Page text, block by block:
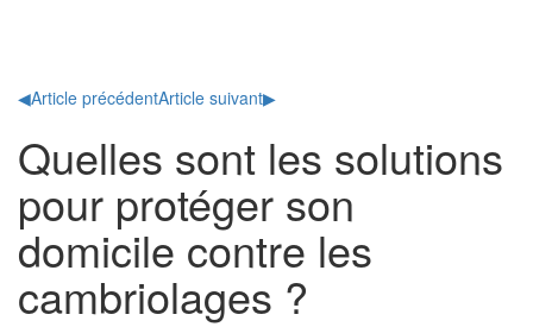
◀Article précédentArticle suivant▶
Quelles sont les solutions
pour protéger son
domicile contre les
cambriolages ?